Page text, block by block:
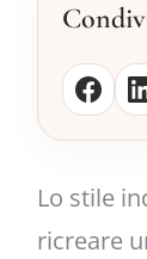
Lo stile
ricreare